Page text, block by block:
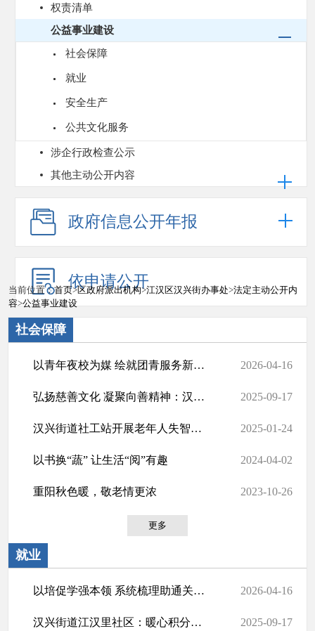
权责清单
公益事业建设
社会保障
就业
安全生产
公共文化服务
涉企行政检查公示
其他主动公开内容
政府信息公开年报
依申请公开
当前位置：首页>区政府派出机构>江汉区汉兴街办事处>法定主动公开内
容>公益事业建设
社会保障
以青年夜校为媒 绘就团青服务新图景 2026-04-16
弘扬慈善文化 凝聚向善精神：汉兴街道举办慈善文化进机关、进社区主题活动 2025-09-17
汉兴街道社工站开展老年人失智症防治科普宣传活动 2025-01-24
以书换“蔬” 让生活“阅”有趣 2024-04-02
重阳秋色暖，敬老情更浓 2023-10-26
更多
就业
以培促学强本领 系统梳理助通关——江汉区汉兴街道2026年社工考试《社会工作实务... 2026-04-16
汉兴街道江汉里社区：暖心积分兑换 回馈志愿奉献 2025-09-17